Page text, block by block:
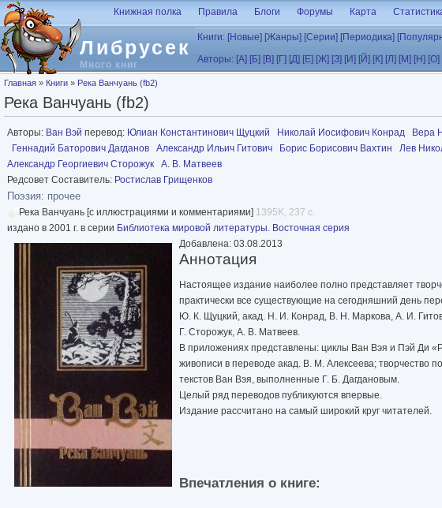
Перейти к основному содержанию
Либрусек
Много книг
Книжная полка Правила Блоги Форумы Карта
Книги: [Новые] [Жанры] [Серии] [Периодика]
Авторы: [А] [Б] [В] [Г] [Д] [Е] [Ж] [З] [И] [Й] [К] [Л] [М] [Н] [О]
Вы здесь
Главная » Книги » Река Ванчуань (fb2)
Река Ванчуань (fb2)
Авторы: Ван Вэй перевод: Юлиан Константинович Щуцкий Николай Иосифович Конрад Вера
Геннадий Баторович Дагданов
Александр Ильич Гитович Борис Борисович Вахтин Лев
Александр Георгиевич Сторожук
А. В. Матвеев
Редсовет Составитель: Ростислав Грищенков
Поэзия: прочее
Река Ванчуань [с иллюстрациями и комментариями] 1395K, 237 с.
издано в 2001 г. в серии Библиотека мировой литературы. Восточная серия
Добавлена: 03.08.2013
Аннотация
Настоящее издание наиболее полно представляет
практически все существующие на сегодняшний день
Ю. К. Щуцкий, акад. Н. И. Конрад, В. Н. Маркова, А. И.
Г. Сторожук, А. В. Матвеев.
В приложениях представлены: циклы Ван Вэя и Пэй Ди
живописи в переводе акад. В. М. Алексеева; творчество
текстов Ван Вэя, выполненные Г. Б. Дагдановым.
Целый ряд переводов публикуются впервые.
Издание рассчитано на самый широкий круг читателей.
Впечатления о книге: